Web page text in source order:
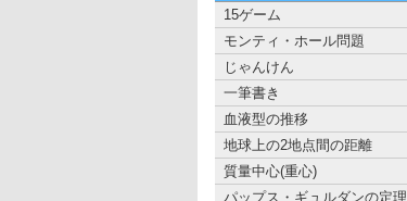
15ゲーム
モンティ・ホール問題
じゃんけん
一筆書き
血液型の推移
地球上の2地点間の距離
質量中心(重心)
パップス・ギュルダンの定理